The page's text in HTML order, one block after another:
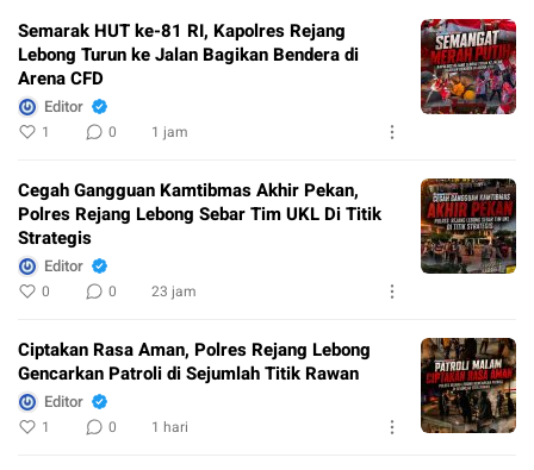
Semarak HUT ke-81 RI, Kapolres Rejang
Lebong Turun ke Jalan Bagikan Bendera di
Arena CFD
Editor
1 0 1 jam
Cegah Gangguan Kamtibmas Akhir Pekan,
Polres Rejang Lebong Sebar Tim UKL Di Titik
Strategis
Editor
0 0 23 jam
Ciptakan Rasa Aman, Polres Rejang Lebong
Gencarkan Patroli di Sejumlah Titik Rawan
Editor
1 0 1 hari